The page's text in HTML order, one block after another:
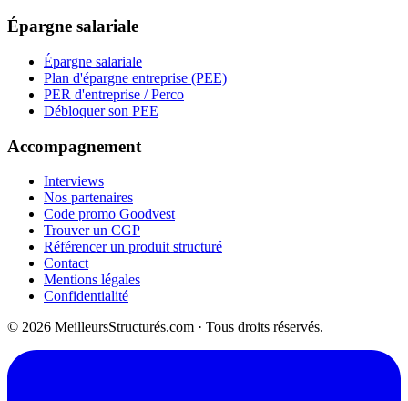
Épargne salariale
Épargne salariale
Plan d'épargne entreprise (PEE)
PER d'entreprise / Perco
Débloquer son PEE
Accompagnement
Interviews
Nos partenaires
Code promo Goodvest
Trouver un CGP
Référencer un produit structuré
Contact
Mentions légales
Confidentialité
© 2026 MeilleursStructurés.com · Tous droits réservés.